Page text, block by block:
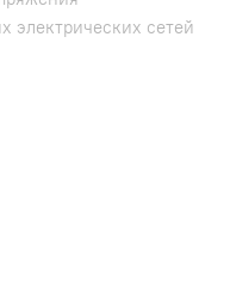
электрических сетей